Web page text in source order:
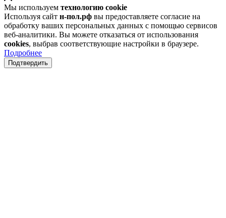
Мы используем технологию cookie
Используя сайт н-пол.рф вы предоставляете согласие на
обработку ваших персональных данных с помощью сервисов
веб-аналитики. Вы можете отказаться от использования
cookies, выбрав соответствующие настройки в браузере.
Подробнее
Подтвердить